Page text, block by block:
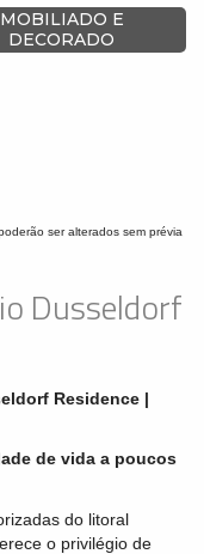
MOBILIADO E
DECORADO
ser alterados sem prévia
Dusseldorf
Residence |
de vida a poucos
do litoral
o privilégio de